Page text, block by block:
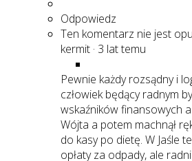
Odpowiedz
Ten komentarz nie jest
kermit · 3 lat temu
Pewnie każdy rozsądny i
człowiek będący radnym
wskaźników finansowych
Wójta a potem machnął
do kasy po dietę. W Jaśle
opłaty za odpady, ale